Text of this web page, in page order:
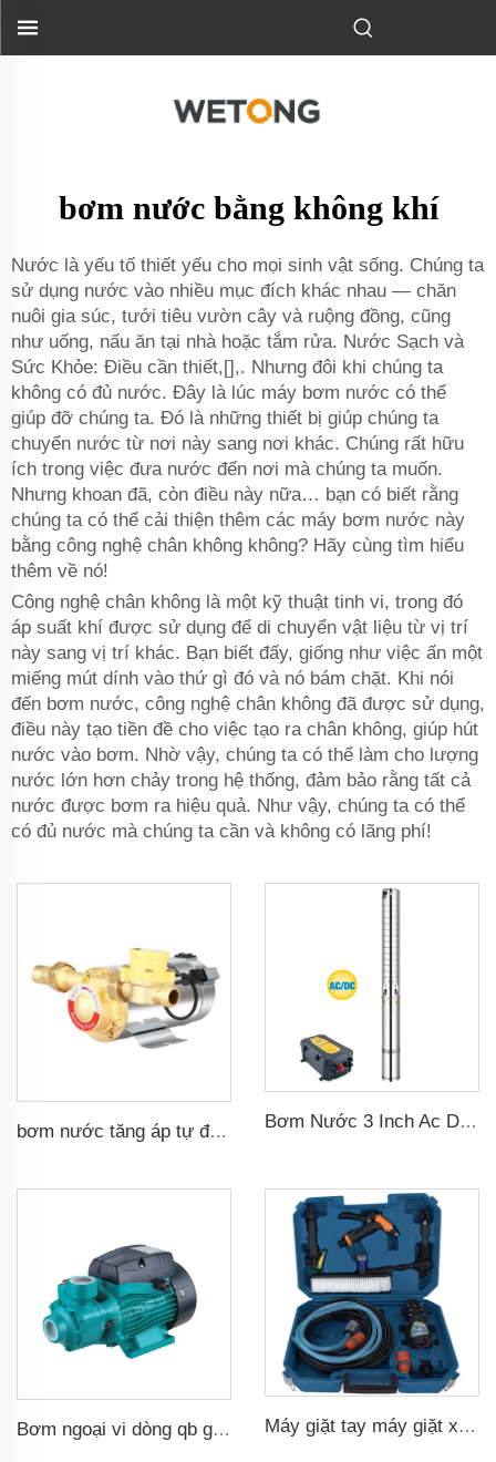
bơm nước bằng không khí
Nước là yếu tố thiết yếu cho mọi sinh vật sống. Chúng ta
sử dụng nước vào nhiều mục đích khác nhau — chăn
nuôi gia súc, tưới tiêu vườn cây và ruộng đồng, cũng
như uống, nấu ăn tại nhà hoặc tắm rửa. Nước Sạch và
Sức Khỏe: Điều cần thiết,[],. Nhưng đôi khi chúng ta
không có đủ nước. Đây là lúc máy bơm nước có thể
giúp đỡ chúng ta. Đó là những thiết bị giúp chúng ta
chuyển nước từ nơi này sang nơi khác. Chúng rất hữu
ích trong việc đưa nước đến nơi mà chúng ta muốn.
Nhưng khoan đã, còn điều này nữa… bạn có biết rằng
chúng ta có thể cải thiện thêm các máy bơm nước này
bằng công nghệ chân không không? Hãy cùng tìm hiểu
thêm về nó!
Công nghệ chân không là một kỹ thuật tinh vi, trong đó
áp suất khí được sử dụng để di chuyển vật liệu từ vị trí
này sang vị trí khác. Bạn biết đấy, giống như việc ấn một
miếng mút dính vào thứ gì đó và nó bám chặt. Khi nói
đến bơm nước, công nghệ chân không đã được sử dụng,
điều này tạo tiền đề cho việc tạo ra chân không, giúp hút
nước vào bơm. Nhờ vậy, chúng ta có thể làm cho lượng
nước lớn hơn chảy trong hệ thống, đảm bảo rằng tất cả
nước được bơm ra hiệu quả. Như vậy, chúng ta có thể
có đủ nước mà chúng ta cần và không có lãng phí!
bơm nước tăng áp tự động gia dụng 160psi
Bơm Nước 3 Inch Ac Dc Lưỡi Hái Bằng Thép Không Gỉ, Bơm Nước Năng Lượng Mặt Trời Dùng Trong Nông Nghiệp
Bơm ngoại vi dòng qb gia dụng 0.37kw 0.5hp qb60 bơm tăng cường nước xoáy điện giá Máy giặt tay máy giặt xe hơi áp suất cao máy bơm 12v